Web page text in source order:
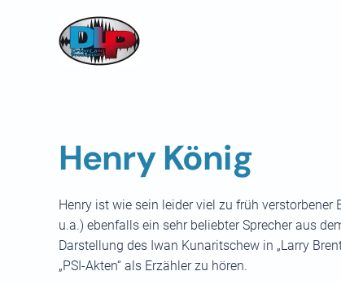
Skip to main content
Henry König
Henry ist wie sein leider viel zu früh verstorbener
u.a.) ebenfalls ein sehr beliebter Sprecher aus
Darstellung des Iwan Kunaritschew in „Larry
„PSI-Akten“ als Erzähler zu hören.